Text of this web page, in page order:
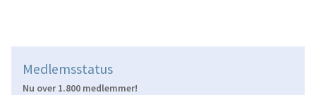
Medlemsstatus
Nu over 1.800 medlemmer!